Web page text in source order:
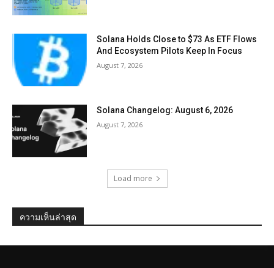
Solana Holds Close to $73 As ETF Flows
And Ecosystem Pilots Keep In Focus
August 7, 2026
Solana Changelog: August 6, 2026
August 7, 2026
Load more
ความเห็นล่าสุด